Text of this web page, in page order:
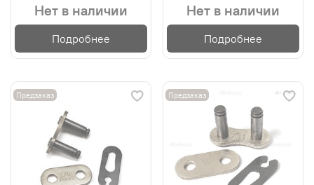
Нет в наличии
Подробнее
Нет в наличии
Подробнее
Предзаказ Предзаказ